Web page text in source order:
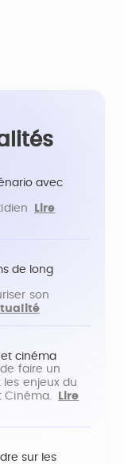
avec
Lire
de long
son
et cinéma
faire un
enjeux du
Cinéma.
Lire
sur les